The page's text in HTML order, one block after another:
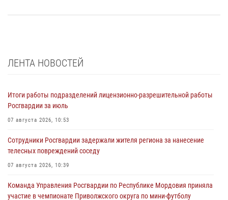
ЛЕНТА НОВОСТЕЙ
Итоги работы подразделений лицензионно-разрешительной работы
Росгвардии за июль
07 августа 2026, 10:53
Сотрудники Росгвардии задержали жителя региона за нанесение
телесных повреждений соседу
07 августа 2026, 10:39
Команда Управления Росгвардии по Республике Мордовия приняла
участие в чемпионате Приволжского округа по мини-футболу